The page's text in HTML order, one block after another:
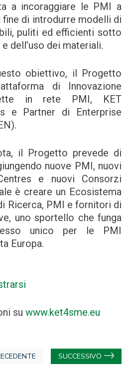
a incoraggiare le PMI a
di introdurre modelli di
puliti ed efficienti sotto
dell’uso dei materiali.
obiettivo, il Progetto
di Innovazione
in rete PMI, KET
e Partner di Enterprise
il Progetto prevede di
nuove PMI, nuovi
e nuovi Consorzi
è creare un Ecosistema
Ricerca, PMI e fornitori di
uno sportello che funga
unico per le PMI
Europa.
su www.ket4sme.eu
SUCCESSIVO